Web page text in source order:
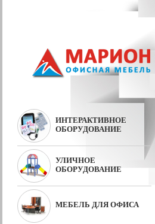
ИНТЕРАКТИВНОЕ
ОБОРУДОВАНИЕ
УЛИЧНОЕ
ОБОРУДОВАНИЕ
МЕБЕЛЬ ДЛЯ ОФИСА